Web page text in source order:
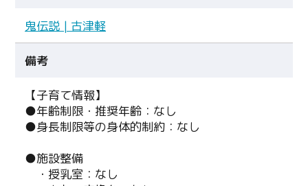
鬼伝説 | 古津軽
備考
【子育て情報】
●年齢制限・推奨年齢：なし
●身長制限等の身体的制約：なし
●施設整備
・授乳室：なし